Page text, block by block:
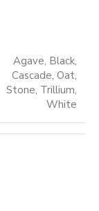
Agave, Black,
Cascade, Oat,
Stone, Trillium,
White